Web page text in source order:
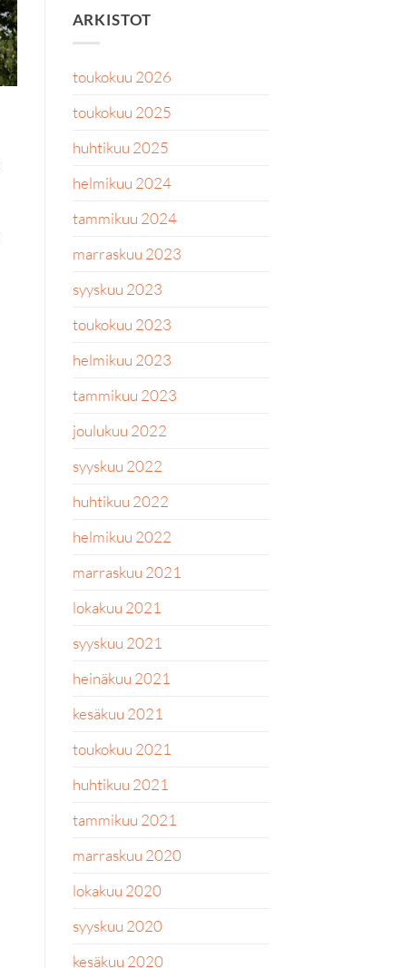
ARKISTOT
toukokuu 2026
toukokuu 2025
huhtikuu 2025
helmikuu 2024
tammikuu 2024
marraskuu 2023
syyskuu 2023
toukokuu 2023
helmikuu 2023
tammikuu 2023
joulukuu 2022
syyskuu 2022
huhtikuu 2022
helmikuu 2022
marraskuu 2021
lokakuu 2021
syyskuu 2021
heinäkuu 2021
kesäkuu 2021
toukokuu 2021
huhtikuu 2021
tammikuu 2021
marraskuu 2020
lokakuu 2020
syyskuu 2020
kesäkuu 2020